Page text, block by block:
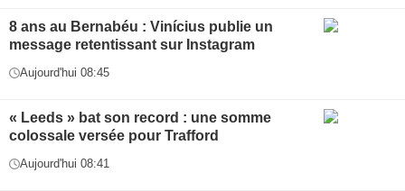
8 ans au Bernabéu : Vinícius publie un
message retentissant sur Instagram
Aujourd'hui 08:45
« Leeds » bat son record : une somme
colossale versée pour Trafford
Aujourd'hui 08:41